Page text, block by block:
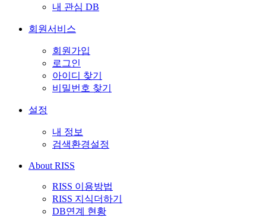
내 관심 DB
회원서비스
회원가입
로그인
아이디 찾기
비밀번호 찾기
설정
내 정보
검색환경설정
About RISS
RISS 이용방법
RISS 지식더하기
DB연계 현황